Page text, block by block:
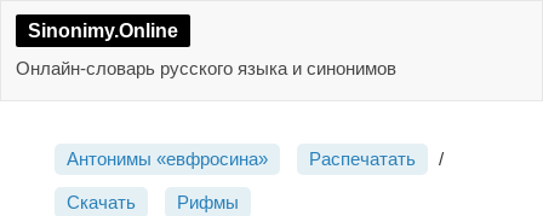
Sinonimy.Online
Онлайн-словарь русского языка и синонимов
Антонимы «евфросина» Распечатать /
Скачать Рифмы